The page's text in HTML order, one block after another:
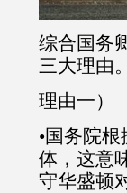
综合国务
三大理由。
理由一）
•国务院
体，这意
守华盛顿